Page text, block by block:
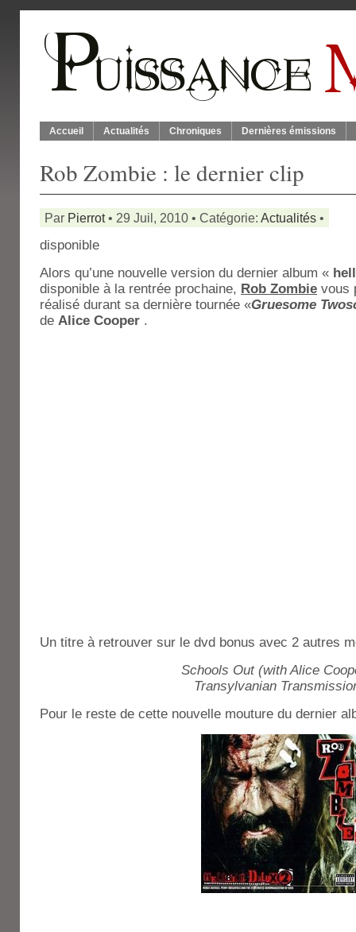
Accueil Actualités Chroniques Dernières émissions
Rob Zombie : le dernier clip
Par Pierrot• 29 Juil, 2010 • Catégorie: Actualités •
disponible
Alors qu’une nouvelle version du dernier album «
disponible à la rentrée prochaine, Rob Zombie vous
réalisé durant sa dernière tournée «Gruesome
de Alice Cooper .
Un titre à retrouver sur le dvd bonus avec 2 autres
Schools Out (with Alice
Transylvanian
Pour le reste de cette nouvelle mouture du dernier